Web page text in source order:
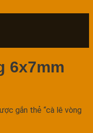
6x7mm
gắn thẻ “cà lê vòng